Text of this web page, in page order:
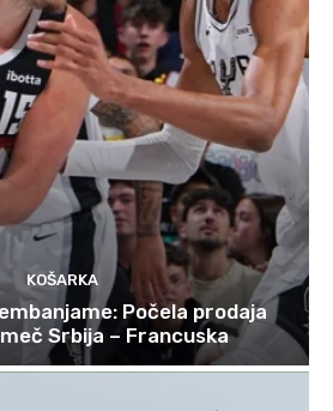
KOŠARKA
Počela prodaja
Srbija – Francuska